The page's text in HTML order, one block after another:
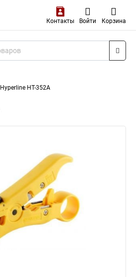
Контакты Войти Корзина
Hyperline HT-352A